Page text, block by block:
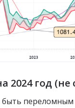
2024 год (не
переломным